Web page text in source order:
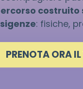
costruito
: fisiche,
PRENOTA ORA